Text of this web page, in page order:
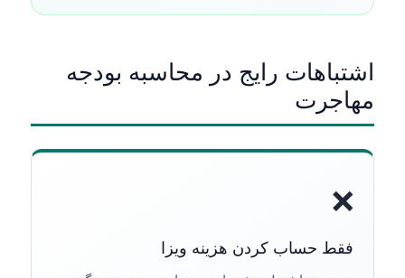
اشتباهات رایج در محاسبه بودجه
مهاجرت
❌
فقط حساب کردن هزینه ویزا